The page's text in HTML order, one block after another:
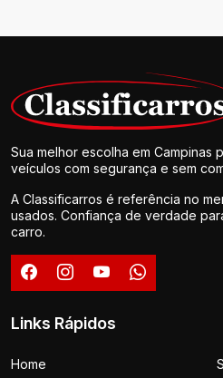
Sua melhor escolha em Campinas
veículos com segurança e sem
A Classificarros é referência no
usados. Confiança de verdade
carro.
Links Rápidos
Home